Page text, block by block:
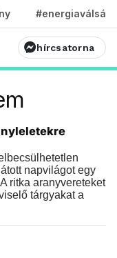
#energiaválság
hírcsatorna
napvilágot egy
ritka aranyvereteket
tárgyakat a